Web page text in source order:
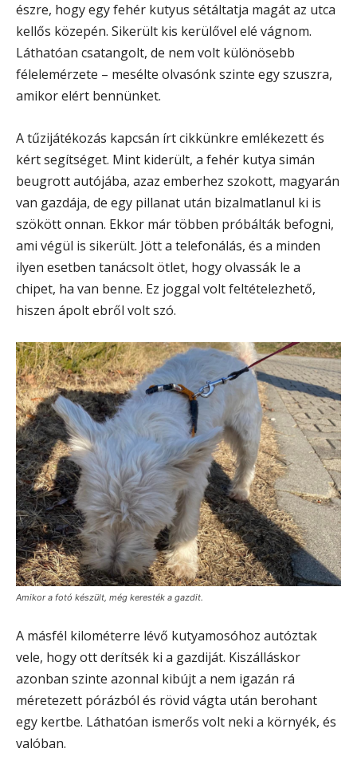
észre, hogy egy fehér kutyus sétáltatja magát az utca
kellős közepén. Sikerült kis kerülővel elé vágnom.
Láthatóan csatangolt, de nem volt különösebb
félelemérzete – mesélte olvasónk szinte egy szuszra,
amikor elért bennünket.
A tűzijátékozás kapcsán írt cikkünkre emlékezett és
kért segítséget. Mint kiderült, a fehér kutya simán
beugrott autójába, azaz emberhez szokott, magyarán
van gazdája, de egy pillanat után bizalmatlanul ki is
szökött onnan. Ekkor már többen próbálták befogni,
ami végül is sikerült. Jött a telefonálás, és a minden
ilyen esetben tanácsolt ötlet, hogy olvassák le a
chipet, ha van benne. Ez joggal volt feltételezhető,
hiszen ápolt ebről volt szó.
Amikor a fotó készült, még keresték a gazdit.
A másfél kilométerre lévő kutyamosóhoz autóztak
vele, hogy ott derítsék ki a gazdiját. Kiszálláskor
azonban szinte azonnal kibújt a nem igazán rá
méretezett pórázból és rövid vágta után berohant
egy kertbe. Láthatóan ismerős volt neki a környék, és
valóban.